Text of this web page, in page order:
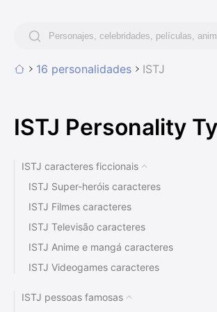
16 personalidades ISTJ
ISTJ Personality
ISTJ caracteres ficcionais
ISTJ Super-heróis caracteres
ISTJ Filmes caracteres
ISTJ Televisão caracteres
ISTJ Anime e mangá caracteres
ISTJ Videogames caracteres
ISTJ pessoas famosas